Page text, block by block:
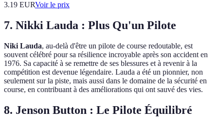
3.19 EURVoir le prix
7. Nikki Lauda : Plus Qu'un Pilote
Niki Lauda, au-delà d'être un pilote de course redoutable, est
souvent célébré pour sa résilience incroyable après son accident en
1976. Sa capacité à se remettre de ses blessures et à revenir à la
compétition est devenue légendaire. Lauda a été un pionnier, non
seulement sur la piste, mais aussi dans le domaine de la sécurité en
course, en contribuant à des améliorations qui ont sauvé des vies.
8. Jenson Button : Le Pilote Équilibré